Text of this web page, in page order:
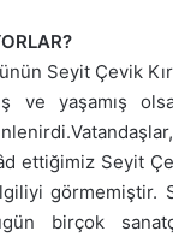
Seyit Çevik
yaşamış
ettiğimiz Seyit
görmemiştir.
birçok